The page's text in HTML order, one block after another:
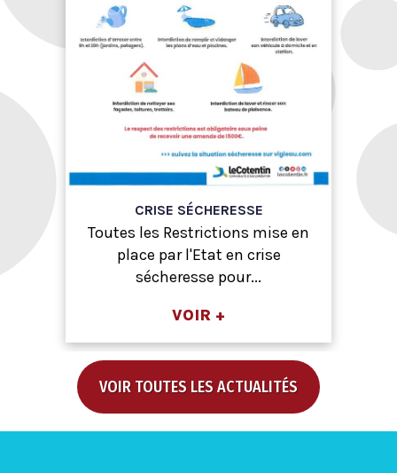
CRISE SÉCHERESSE
Toutes les Restrictions mise en
place par l'Etat en crise
sécheresse pour...
VOIR +
VOIR TOUTES LES ACTUALITÉS